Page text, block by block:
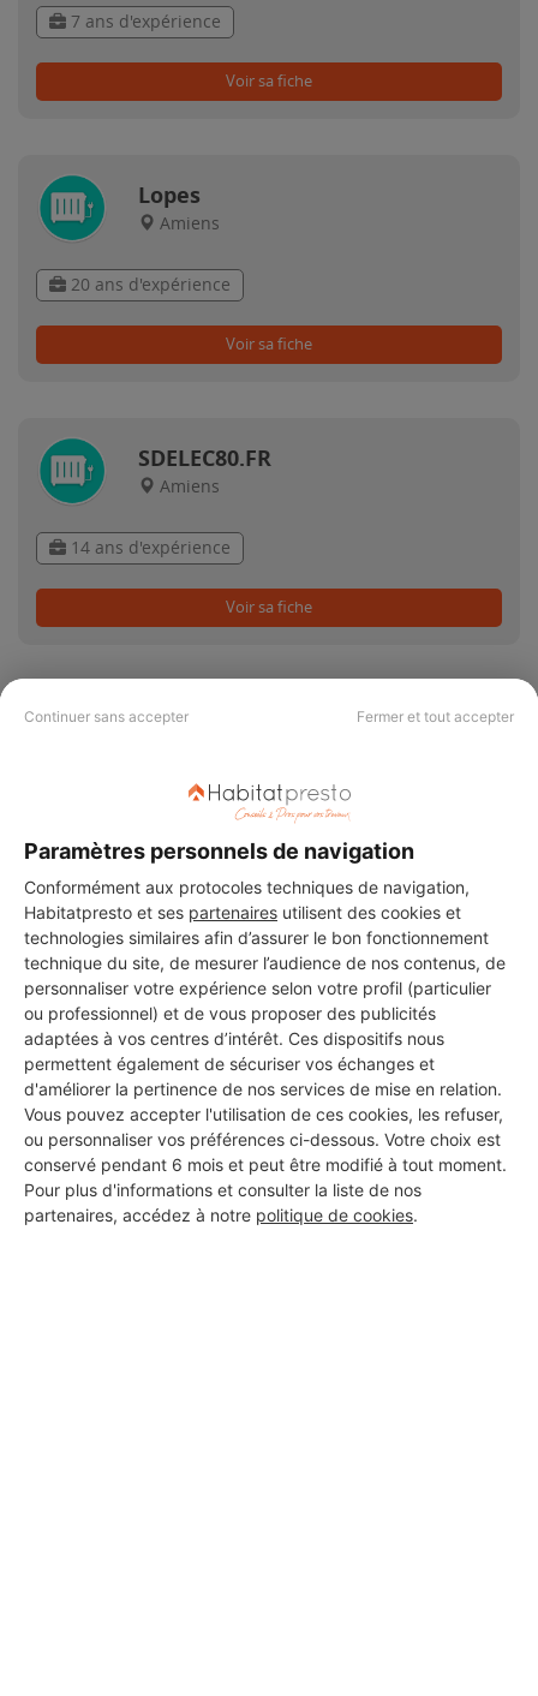
Continuer sans accepter Fermer et tout accepter
Paramètres personnels de navigation
Conformément aux protocoles techniques de navigation,
Habitatpresto et ses partenaires utilisent des cookies et
technologies similaires afin d’assurer le bon fonctionnement
technique du site, de mesurer l’audience de nos contenus, de
personnaliser votre expérience selon votre profil (particulier
ou professionnel) et de vous proposer des publicités
adaptées à vos centres d’intérêt. Ces dispositifs nous
permettent également de sécuriser vos échanges et
d'améliorer la pertinence de nos services de mise en relation.
Vous pouvez accepter l'utilisation de ces cookies, les refuser,
ou personnaliser vos préférences ci-dessous. Votre choix est
conservé pendant 6 mois et peut être modifié à tout moment.
Pour plus d'informations et consulter la liste de nos
partenaires, accédez à notre politique de cookies.
7 ans d'expérience
Voir sa fiche
Lopes
Amiens
20 ans d'expérience
Voir sa fiche
SDELEC80.FR
Amiens
14 ans d'expérience
Voir sa fiche
PAS LE TEMPS DE
CHERCHER ?
Vous souhaitez réaliser des travaux et ne savez quel professionnel
choisir ? Demandez des devis travauxauprès de notre réseau de 5 000
professionnels partout en France.
DEMANDER UN DEVIS